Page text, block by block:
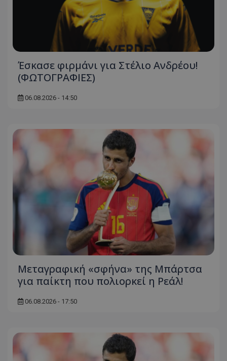
Έσκασε φιρμάνι για Στέλιο Ανδρέου!
(ΦΩΤΟΓΡΑΦΙΕΣ)
06.08.2026 - 14:50
Μεταγραφική «σφήνα» της Μπάρτσα
για παίκτη που πολιορκεί η Ρεάλ!
06.08.2026 - 17:50